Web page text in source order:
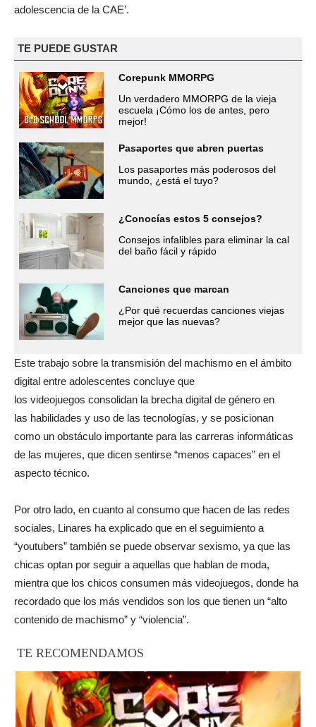
adolescencia de la CAE’.
TE PUEDE GUSTAR
Corepunk MMORPG
Un verdadero MMORPG de la vieja
escuela ¡Cómo los de antes, pero
mejor!
Pasaportes que abren puertas
Los pasaportes más poderosos del
mundo, ¿está el tuyo?
¿Conocías estos 5 consejos?
Consejos infalibles para eliminar la cal
del baño fácil y rápido
Canciones que marcan
¿Por qué recuerdas canciones viejas
mejor que las nuevas?
Este trabajo sobre la transmisión del machismo en el ámbito
digital entre adolescentes concluye que
los videojuegos consolidan la brecha digital de género en
las habilidades y uso de las tecnologías, y se posicionan
como un obstáculo importante para las carreras informáticas
de las mujeres, que dicen sentirse “menos capaces” en el
aspecto técnico.
Por otro lado, en cuanto al consumo que hacen de las redes
sociales, Linares ha explicado que en el seguimiento a
“youtubers” también se puede observar sexismo, ya que las
chicas optan por seguir a aquellas que hablan de moda,
mientra que los chicos consumen más videojuegos, donde ha
recordado que los más vendidos son los que tienen un “alto
contenido de machismo” y “violencia”.
TE RECOMENDAMOS